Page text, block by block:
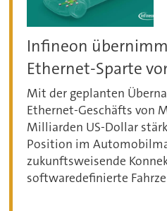
Infineon
Ethernet-Sparte
Mit der geplanten
Ethernet-Geschäfts von
Milliarden US-Dollar
Position im
zukunftsweisende
softwaredefinierte